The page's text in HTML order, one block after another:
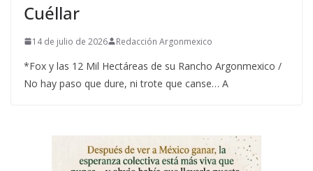
Cuéllar
14 de julio de 2026 Redacción Argonmexico
*Fox y las 12 Mil Hectáreas de su Rancho Argonmexico /
No hay paso que dure, ni trote que canse… A